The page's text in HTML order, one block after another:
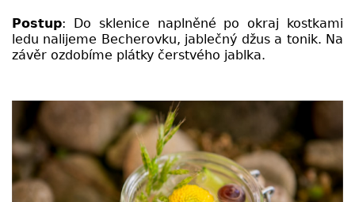
Postup: Do sklenice naplněné po okraj kostkami
ledu nalijeme Becherovku, jablečný džus a tonik. Na
závěr ozdobíme plátky čerstvého jablka.